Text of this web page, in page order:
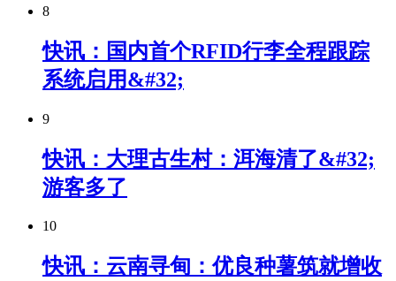
8
快讯：国内首个RFID行李全程跟踪
系统启用&#32;
9
快讯：大理古生村：洱海清了&#32;
游客多了
10
快讯：云南寻甸：优良种薯筑就增收